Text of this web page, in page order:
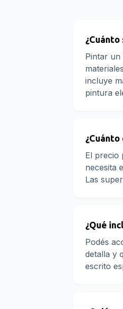
Pintar un
incluye
pintura
El precio
necesita
Las
¿Qué
Podés
detalla y
escrito